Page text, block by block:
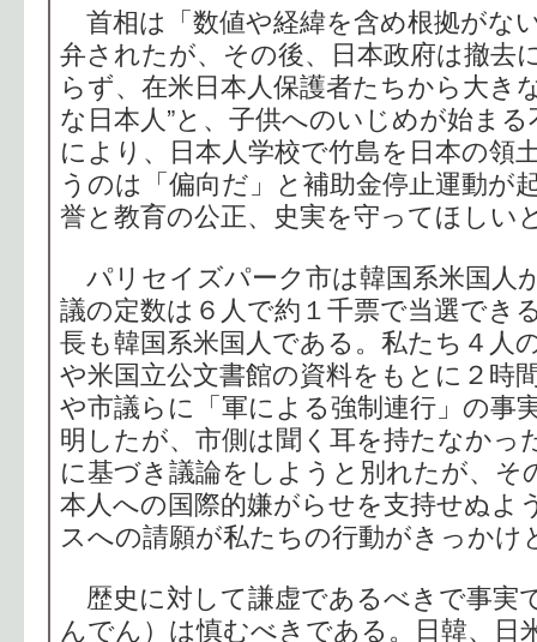
首相は「数値や経緯を含め根拠がな
弁されたが、その後、日本政府は撤去
らず、在米日本人保護者たちから大き
な日本人”と、子供へのいじめが始ま
により、日本人学校で竹島を日本の領
うのは「偏向だ」と補助金停止運動が
誉と教育の公正、史実を守ってほしい
パリセイズパーク市は韓国系米国人
議の定数は６人で約１千票で当選でき
長も韓国系米国人である。私たち４人
や米国立公文書館の資料をもとに２時
や市議らに「軍による強制連行」の事
明したが、市側は聞く耳を持たなかっ
に基づき議論をしようと別れたが、そ
本人への国際的嫌がらせを支持せぬよ
スへの請願が私たちの行動がきっか
歴史に対して謙虚であるべきで事実
んでん）は慎むべきである。日韓、日